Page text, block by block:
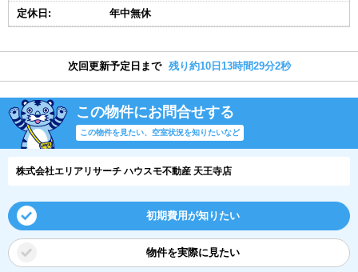
定休日: 年中無休
次回更新予定日まで 残り約10日13時間29分1秒
この物件にお問合せする
この物件を見たい、空室状況を知りたいなど
株式会社エリアリサーチ ハウスモ不動産 天王寺店
初期費用が知りたい
物件を実際に見たい